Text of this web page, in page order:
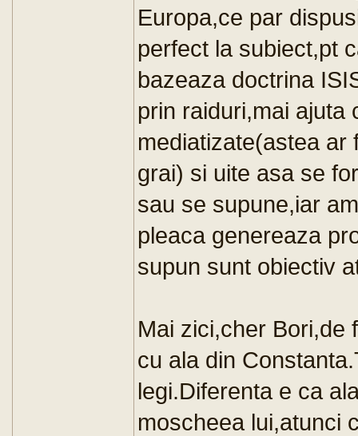
Europa,ce par
perfect la subiect,pt
bazeaza doctrina
prin raiduri,mai ajuta
mediatizate(astea ar
grai) si uite asa se
sau se supune,iar
pleaca genereaza
supun sunt obiectiv
Mai zici,cher Bori,de
cu ala din
legi.Diferenta e ca
moscheea lui,atunci